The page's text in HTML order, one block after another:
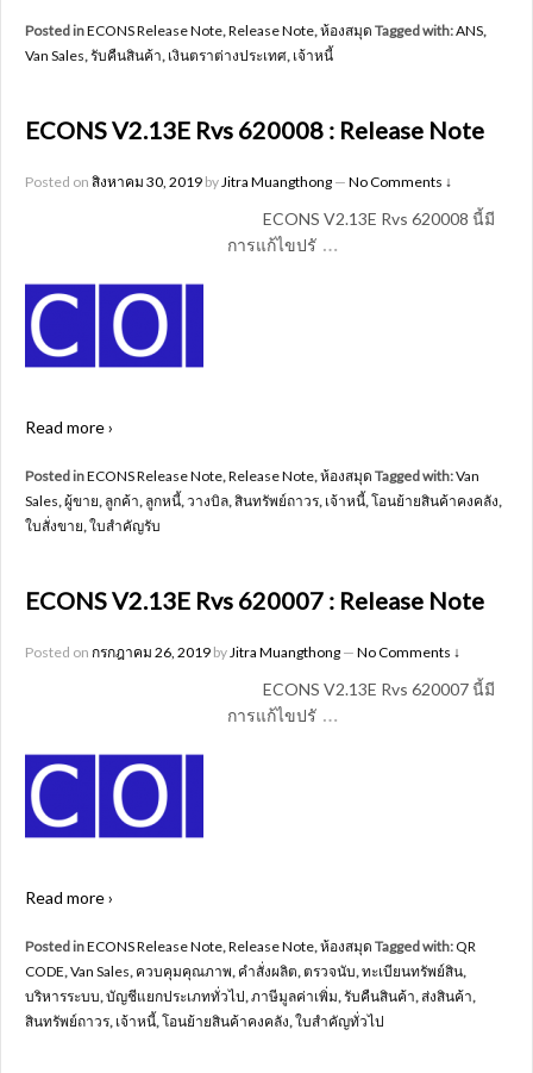
Posted inECONS Release Note, Release Note, ห้องสมุด Tagged with:ANS,
Van Sales, รับคืนสินค้า, เงินตราต่างประเทศ, เจ้าหนี้
ECONS V2.13E Rvs 620008 : Release Note
Posted on สิงหาคม 30, 2019 byJitra Muangthong — No Comments ↓
ECONS V2.13E Rvs 620008 นี้มี
การแก้ไขปรั …
Read more ›
Posted inECONS Release Note,Release Note,ห้องสมุด Tagged with:Van
Sales,ผู้ขาย, ลูกค้า, ลูกหนี้,วางบิล,สินทรัพย์ถาวร, เจ้าหนี้,โอนย้ายสินค้าคงคลัง,
ใบสั่งขาย,ใบสำคัญรับ
ECONS V2.13E Rvs 620007 : Release Note
Posted on กรกฎาคม 26, 2019 byJitra Muangthong — No Comments ↓
ECONS V2.13E Rvs 620007 นี้มี
การแก้ไขปรั …
Read more ›
Posted inECONS Release Note,Release Note,ห้องสมุด Tagged with:QR
CODE,Van Sales, ควบคุมคุณภาพ, คำสั่งผลิต,ตรวจนับ,ทะเบียนทรัพย์สิน,
บริหารระบบ,บัญชีแยกประเภททั่วไป,ภาษีมูลค่าเพิ่ม,รับคืนสินค้า,ส่งสินค้า,
สินทรัพย์ถาวร, เจ้าหนี้,โอนย้ายสินค้าคงคลัง,ใบสำคัญทั่วไป